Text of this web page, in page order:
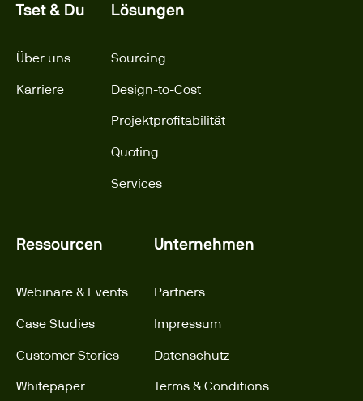
Tset & Du
Über uns
Karriere
Lösungen
Sourcing
Design-to-Cost
Projektprofitabilität
Quoting
Services
Ressourcen
Webinare & Events
Case Studies
Customer Stories
Whitepaper
Unternehmen
Partners
Impressum
Datenschutz
Terms & Conditions